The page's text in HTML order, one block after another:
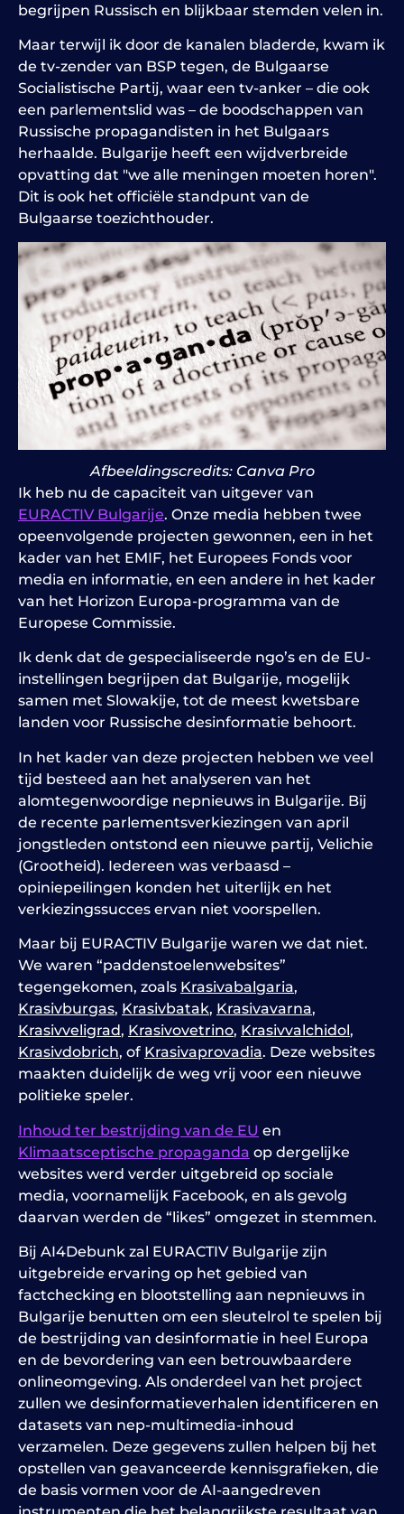
begrijpen Russisch en blijkbaar stemden velen in.
Maar terwijl ik door de kanalen bladerde, kwam ik
de tv-zender van BSP tegen, de Bulgaarse
Socialistische Partij, waar een tv-anker – die ook
een parlementslid was – de boodschappen van
Russische propagandisten in het Bulgaars
herhaalde. Bulgarije heeft een wijdverbreide
opvatting dat "we alle meningen moeten horen".
Dit is ook het officiële standpunt van de
Bulgaarse toezichthouder.
Afbeeldingscredits: Canva Pro
Ik heb nu de capaciteit van uitgever van
EURACTIV Bulgarije. Onze media hebben twee
opeenvolgende projecten gewonnen, een in het
kader van het EMIF, het Europees Fonds voor
media en informatie, en een andere in het kader
van het Horizon Europa-programma van de
Europese Commissie.
Ik denk dat de gespecialiseerde ngo’s en de EU-
instellingen begrijpen dat Bulgarije, mogelijk
samen met Slowakije, tot de meest kwetsbare
landen voor Russische desinformatie behoort.
In het kader van deze projecten hebben we veel
tijd besteed aan het analyseren van het
alomtegenwoordige nepnieuws in Bulgarije. Bij
de recente parlementsverkiezingen van april
jongstleden ontstond een nieuwe partij, Velichie
(Grootheid). Iedereen was verbaasd –
opiniepeilingen konden het uiterlijk en het
verkiezingssucces ervan niet voorspellen.
Maar bij EURACTIV Bulgarije waren we dat niet.
We waren “paddenstoelenwebsites”
tegengekomen, zoals Krasivabalgaria,
Krasivburgas, Krasivbatak, Krasivavarna,
Krasivveligrad, Krasivovetrino, Krasivvalchidol,
Krasivdobrich, of Krasivaprovadia. Deze websites
maakten duidelijk de weg vrij voor een nieuwe
politieke speler.
Inhoud ter bestrijding van de EU en
Klimaatsceptische propaganda op dergelijke
websites werd verder uitgebreid op sociale
media, voornamelijk Facebook, en als gevolg
daarvan werden de “likes” omgezet in stemmen.
Bij AI4Debunk zal EURACTIV Bulgarije zijn
uitgebreide ervaring op het gebied van
factchecking en blootstelling aan nepnieuws in
Bulgarije benutten om een sleutelrol te spelen bij
de bestrijding van desinformatie in heel Europa
en de bevordering van een betrouwbaardere
onlineomgeving. Als onderdeel van het project
zullen we desinformatieverhalen identificeren en
datasets van nep-multimedia-inhoud
verzamelen. Deze gegevens zullen helpen bij het
opstellen van geavanceerde kennisgrafieken, die
de basis vormen voor de AI-aangedreven